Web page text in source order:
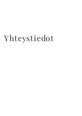
Yhteystiedot